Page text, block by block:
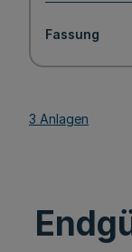
Fassung
3 Anlagen